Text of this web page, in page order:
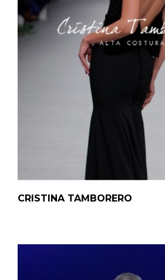
CRISTINA TAMBORERO